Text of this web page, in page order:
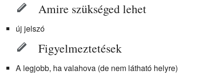
Amire szükséged lehet
új jelszó
Figyelmeztetések
A legjobb, ha valahova (de nem látható helyre)